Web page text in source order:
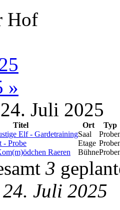
Hof
»
Juli 2025
Titel Ort
Typ
Elf - GardetrainingSaal
- Probe Etage
Raeren Bühne
3
Juli 2025